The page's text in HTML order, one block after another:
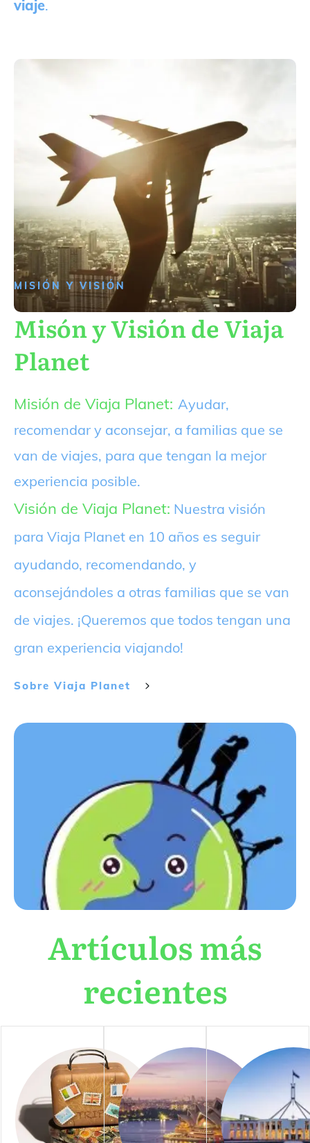
viaje.
MISIÓN Y VISIÓN
Misón y Visión de Viaja
Planet
Misión de Viaja Planet: Ayudar,
recomendar y aconsejar, a familias que se
van de viajes, para que tengan la mejor
experiencia posible.
Visión de Viaja Planet: Nuestra visión
para Viaja Planet en 10 años es seguir
ayudando, recomendando, y
aconsejándoles a otras familias que se van
de viajes. ¡Queremos que todos tengan una
gran experiencia viajando!
Sobre Viaja Planet
Artículos más
recientes